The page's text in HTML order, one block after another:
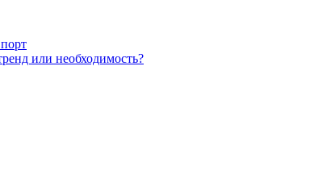
или необходимость?